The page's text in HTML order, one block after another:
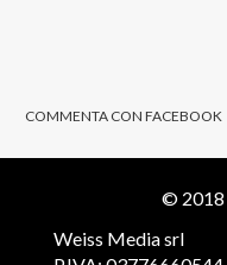
COMMENTA CON FACEBOOK
© 2018
Weiss Media srl